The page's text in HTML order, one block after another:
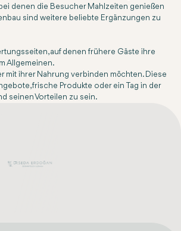
denen die Besucher Mahlzeiten genießen
sind weitere beliebte Ergänzungen zu
auf denen frühere Gäste ihre
Allgemeinen.
mit ihrer Nahrung verbinden möchten. Diese
frische Produkte oder ein Tag in der
seinen Vorteilen zu sein.